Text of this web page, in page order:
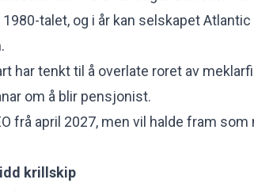
talet, og i år kan selskapet Atlantic
har tenkt til å overlate roret av
om å blir pensjonist.
frå april 2027, men vil halde fram som
krillskip